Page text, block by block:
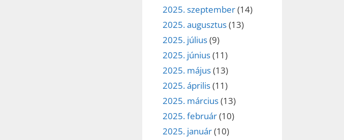
2025. szeptember(14)
2025. augusztus(13)
2025. július(9)
2025. június(11)
2025. május(13)
2025. április(11)
2025. március(13)
2025. február(10)
2025. január(10)